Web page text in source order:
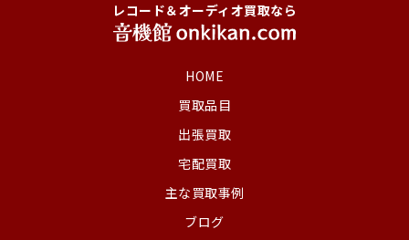
レコード＆オーディオ買取なら
HOME
買取品目
出張買取
宅配買取
主な買取事例
ブログ